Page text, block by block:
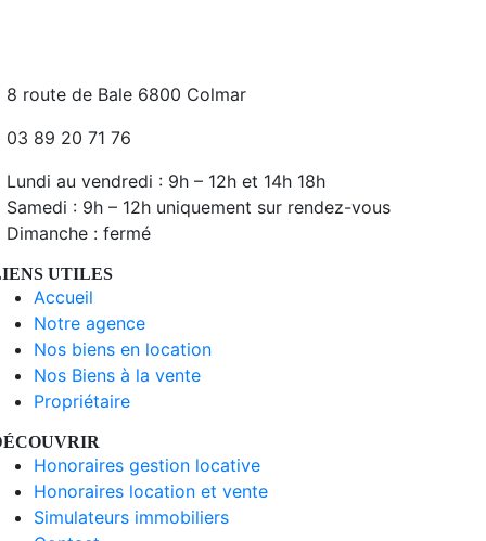
8 route de Bale 6800 Colmar
03 89 20 71 76
Lundi au vendredi : 9h – 12h et 14h 18h
Samedi : 9h – 12h uniquement sur rendez-vous
Dimanche : fermé
UTILES
Accueil
Notre agence
Nos biens en location
Nos Biens à la vente
Propriétaire
Honoraires gestion locative
Honoraires location et vente
Simulateurs immobiliers